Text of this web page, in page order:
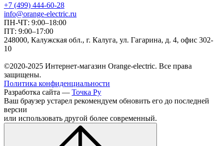
+7 (499) 444-60-28
info@orange-electric.ru
ПН-ЧТ: 9:00–18:00
ПТ: 9:00–17:00
248000, Калужская обл., г. Калуга, ул. Гагарина, д. 4, офис 302-
10
©2020-2025 Интернет-магазин Orange-electric. Все права
защищены.
Политика конфиденциальности
Разработка сайта — Точка Ру
Ваш браузер устарел рекомендуем обновить его до последней
версии
или использовать другой более современный.